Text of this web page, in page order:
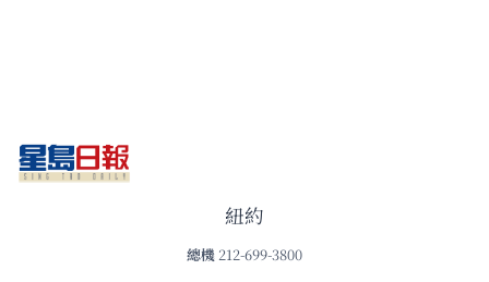
紐約
總機 212-699-3800